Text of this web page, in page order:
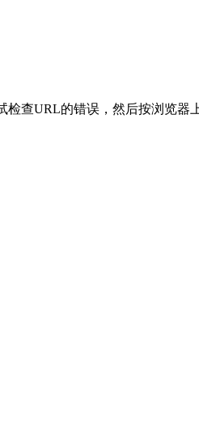
检查URL的错误，然后按浏览器